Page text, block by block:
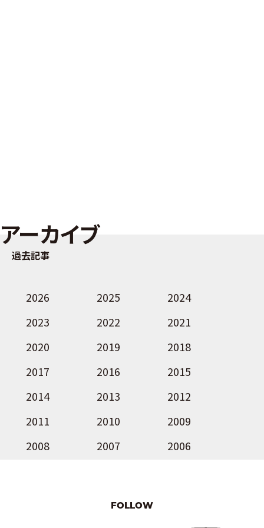
アーカイブ
過去記事
2026 2025
2024
2023
2022
2021
2020
2019
2018
2017
2016
2015
2014
2013
2012
2011
2010
2009
2008
2007 2006
FOLLOW